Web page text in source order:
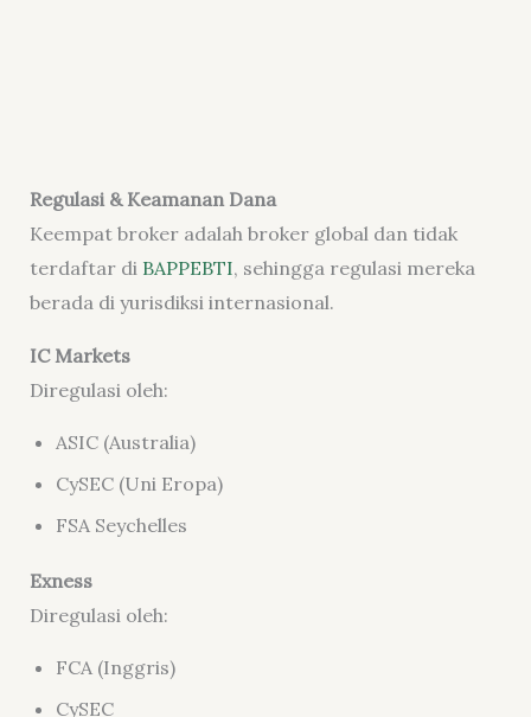
Regulasi & Keamanan Dana
Keempat broker adalah broker global dan tidak
terdaftar di BAPPEBTI, sehingga regulasi mereka
berada di yurisdiksi internasional.
IC Markets
Diregulasi oleh:
ASIC (Australia)
CySEC (Uni Eropa)
FSA Seychelles
Exness
Diregulasi oleh:
FCA (Inggris)
CySEC